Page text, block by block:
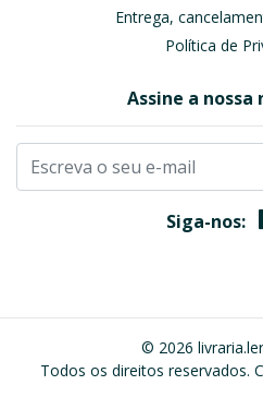
Entrega,
Política de
Assine a
Siga-nos:
© 2026
Todos os direitos reservados.